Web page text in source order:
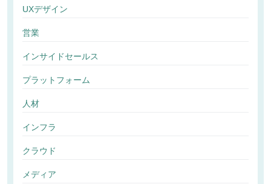
UXデザイン
営業
インサイドセールス
プラットフォーム
人材
インフラ
クラウド
メディア